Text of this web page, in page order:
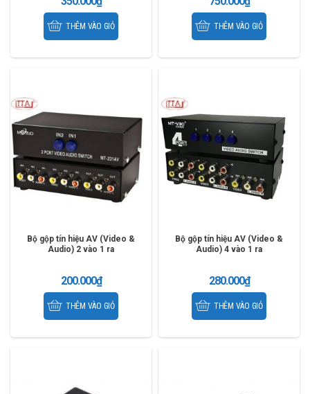
THÊM VÀO GIỎ THÊM VÀO GIỎ
Bộ gộp tín hiệu AV (Video &
Audio) 2 vào 1 ra
200.000₫
THÊM VÀO GIỎ
Bộ gộp tín hiệu AV (Video &
Audio) 4 vào 1 ra
280.000₫
THÊM VÀO GIỎ